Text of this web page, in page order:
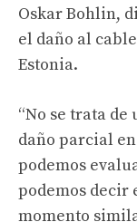
Oskar Bohlin,
el daño al
Estonia.
“No se trata
daño parcial
podemos
podemos decir
momento